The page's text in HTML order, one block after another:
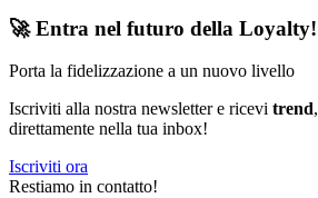
🚀 Entra nel futuro della Loyalty!
Porta la fidelizzazione a un nuovo livello
Iscriviti alla nostra newsletter e ricevi trend,
direttamente nella tua inbox!
Iscriviti ora
Restiamo in contatto!